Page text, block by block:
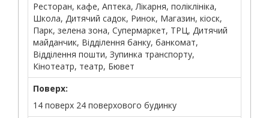
Ресторан, кафе, Аптека, Лікарня, поліклініка,
Школа, Дитячий садок, Ринок, Магазин, кіоск,
Парк, зелена зона, Супермаркет, ТРЦ, Дитячий
майданчик, Відділення банку, банкомат,
Відділення пошти, Зупинка транспорту,
Кінотеатр, театр, Бювет
Поверх:
14 поверх 24 поверхового будинку